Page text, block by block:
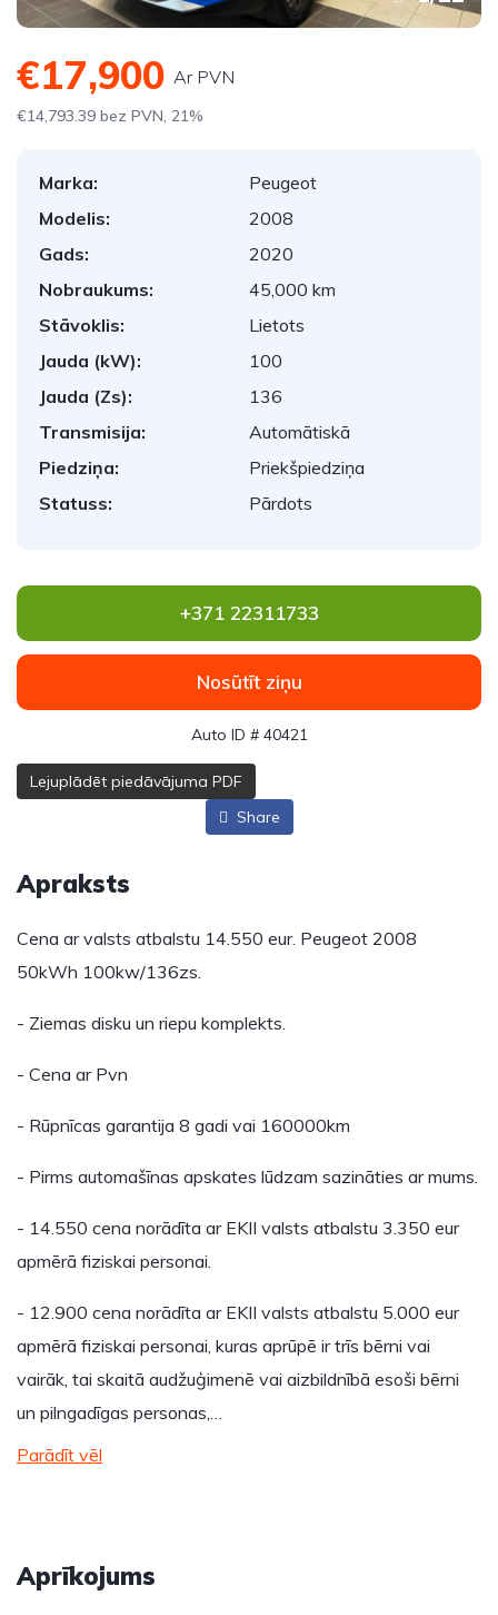
€17,900 Ar PVN
€14,793.39 bez PVN, 21%
Marka:
Peugeot
Modelis:
2008
Gads:
2020
Nobraukums:
45,000 km
Stāvoklis:
Lietots
Jauda (kW):
100
Jauda (Zs):
136
Transmisija:
Automātiskā
Piedziņa:
Priekšpiedziņa
Statuss:
Pārdots
+371 22311733
Nosūtīt ziņu
Auto ID # 40421
Lejuplādēt piedāvājuma PDF
Share
Apraksts
Cena ar valsts atbalstu 14.550 eur. Peugeot 2008
50kWh 100kw/136zs.
- Ziemas disku un riepu komplekts.
- Cena ar Pvn
- Rūpnīcas garantija 8 gadi vai 160000km
- Pirms automašīnas apskates lūdzam sazināties ar mums.
- 14.550 cena norādīta ar EKII valsts atbalstu 3.350 eur
apmērā fiziskai personai.
- 12.900 cena norādīta ar EKII valsts atbalstu 5.000 eur
apmērā fiziskai personai, kuras aprūpē ir trīs bērni vai
vairāk, tai skaitā audžuģimenē vai aizbildnībā esoši bērni
un pilngadīgas personas,…
Parādīt vēl
Aprīkojums